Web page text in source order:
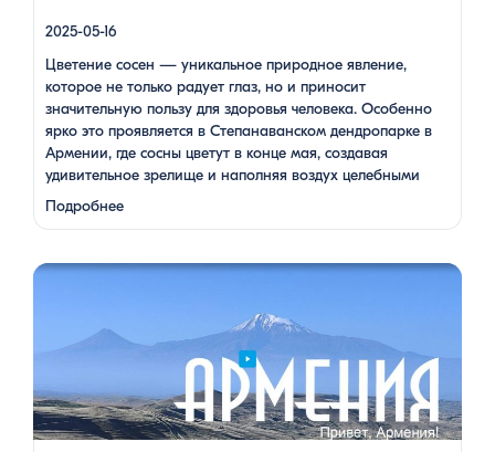
2025-05-16
Цветение сосен — уникальное природное явление,
которое не только радует глаз, но и приносит
значительную пользу для здоровья человека. Особенно
ярко это проявляется в Степанаванском дендропарке в
Армении, где сосны цветут в конце мая, создавая
удивительное зрелище и наполняя воздух целебными
веществами.
Лорийской области Степанаванский дендропарк, также
Подробнее
Одна из туристок, вдохновившись поездкой с Barev Armenia,
музыку атмосферу нашей страны. В этом видео – живые
эмоции, кадры фантастической красоты монастырей,
захватывающие виды гор и долин, тепло и душевность
местных жителей, готовка и дегустация блюд. Путешествие
под завораживающие мелодии дудука Дживана Гаспаряна
стало настоящим погружением […]